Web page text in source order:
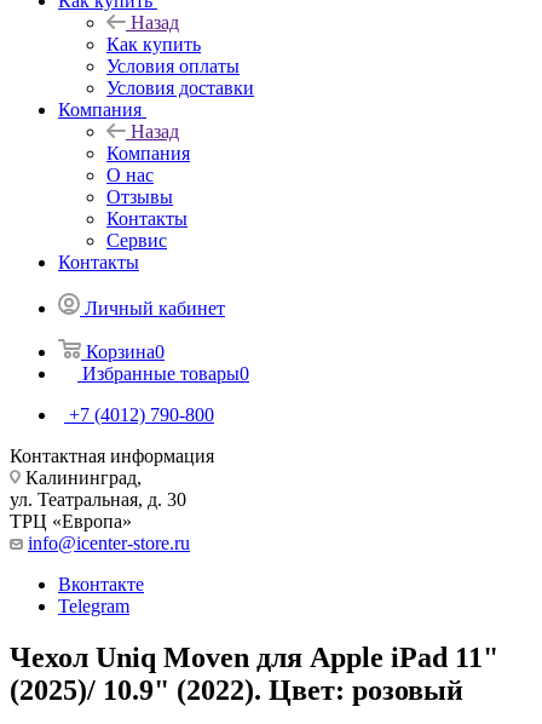
Назад
Как купить
Условия оплаты
Условия доставки
Компания
Назад
Компания
О нас
Отзывы
Контакты
Сервис
Контакты
Личный кабинет
Корзина0
Избранные товары0
+7 (4012) 790-800
Контактная информация
Калининград,
ул. Театральная, д. 30
ТРЦ «Европа»
info@icenter-store.ru
Вконтакте
Telegram
Чехол Uniq Moven для Apple iPad 11"
(2025)/ 10.9" (2022). Цвет: розовый